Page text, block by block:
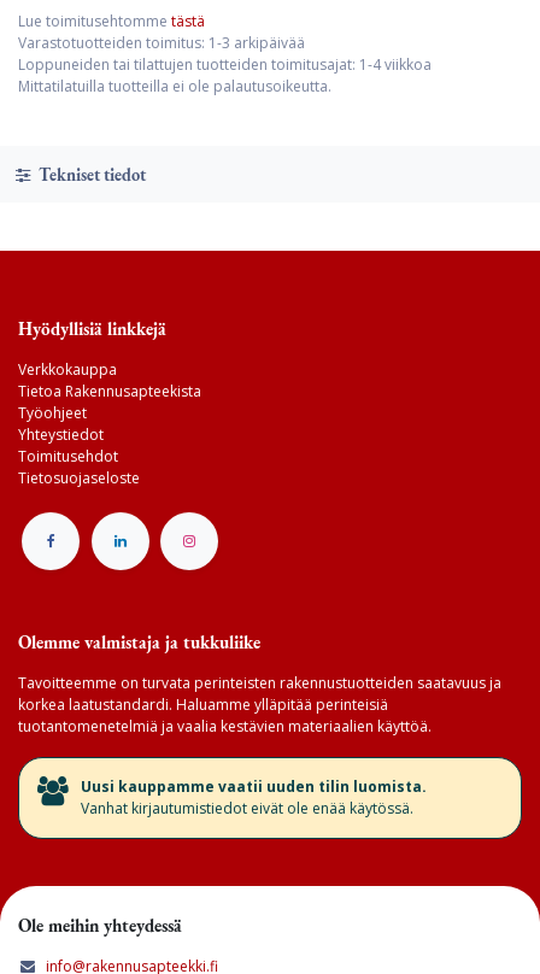
Lue toimitusehtomme tästä
Varastotuotteiden toimitus: 1-3 arkipäivää
Loppuneiden tai tilattujen tuotteiden toimitusajat: 1-4 viikkoa
Mittatilatuilla tuotteilla ei ole palautusoikeutta.
Tekniset tiedot
Hyödyllisiä linkkejä
Verkkokauppa
Tietoa Rakennusapteekista
Työohjeet
Yhteystiedot
Toimitusehdot
Tietosuojaseloste
Olemme valmistaja ja tukkuliike
Tavoitteemme on turvata perinteisten rakennustuotteiden saatavuus ja
korkea laatustandardi. Haluamme ylläpitää perinteisiä
tuotantomenetelmiä ja vaalia kestävien materiaalien käyttöä.
​Uusi kauppamme vaatii uuden tilin luomista.
Vanhat kirjautumistiedot eivät ole enää käytössä.
Ole meihin yhteydessä
info@rakennusapteekki.fi